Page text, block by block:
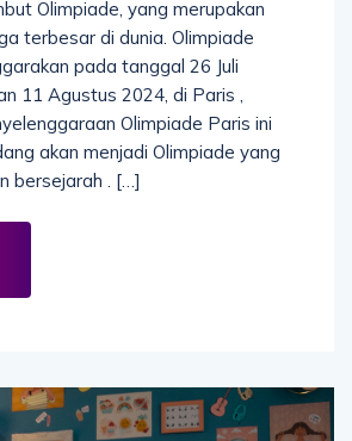
Olimpiade, yang merupakan
terbesar di dunia. Olimpiade
pada tanggal 26 Juli
11 Agustus 2024, di Paris ,
Olimpiade Paris ini
akan menjadi Olimpiade yang
bersejarah . […]